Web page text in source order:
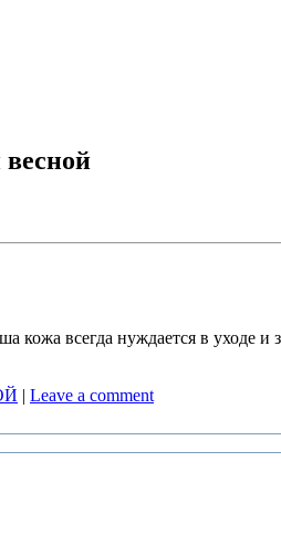
весной
кожа всегда нуждается в уходе
| Leave a comment